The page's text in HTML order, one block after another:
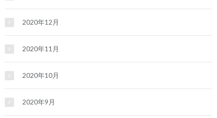
2020年12月
2020年11月
2020年10月
2020年9月